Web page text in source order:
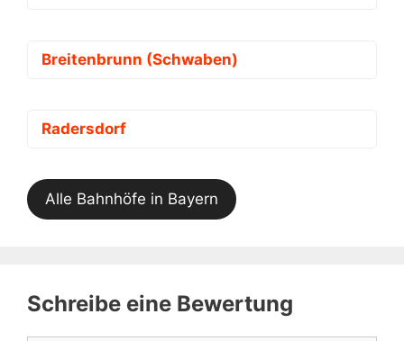
Breitenbrunn (Schwaben)
Radersdorf
Alle Bahnhöfe in Bayern
Schreibe eine Bewertung